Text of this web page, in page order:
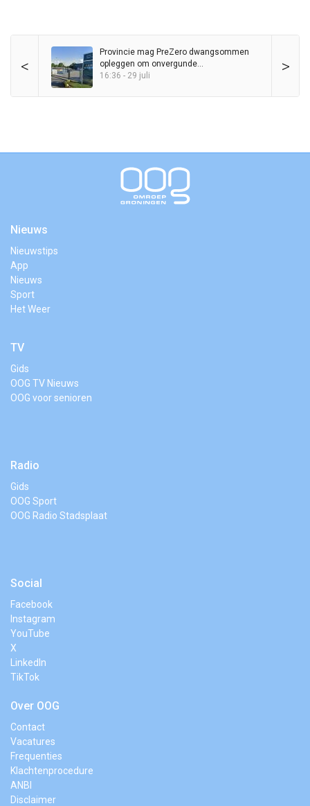
< >
Provincie mag PreZero dwangsommen
opleggen om onvergunde
sorteerinstallatie
16:36 - 29 juli
Nieuws
Nieuwstips
App
Nieuws
Sport
Het Weer
TV
Gids
OOG TV Nieuws
OOG voor senioren
Radio
Gids
OOG Sport
OOG Radio Stadsplaat
Social
Facebook
Instagram
YouTube
X
LinkedIn
TikTok
Over OOG
Contact
Vacatures
Frequenties
Klachtenprocedure
ANBI
Disclaimer